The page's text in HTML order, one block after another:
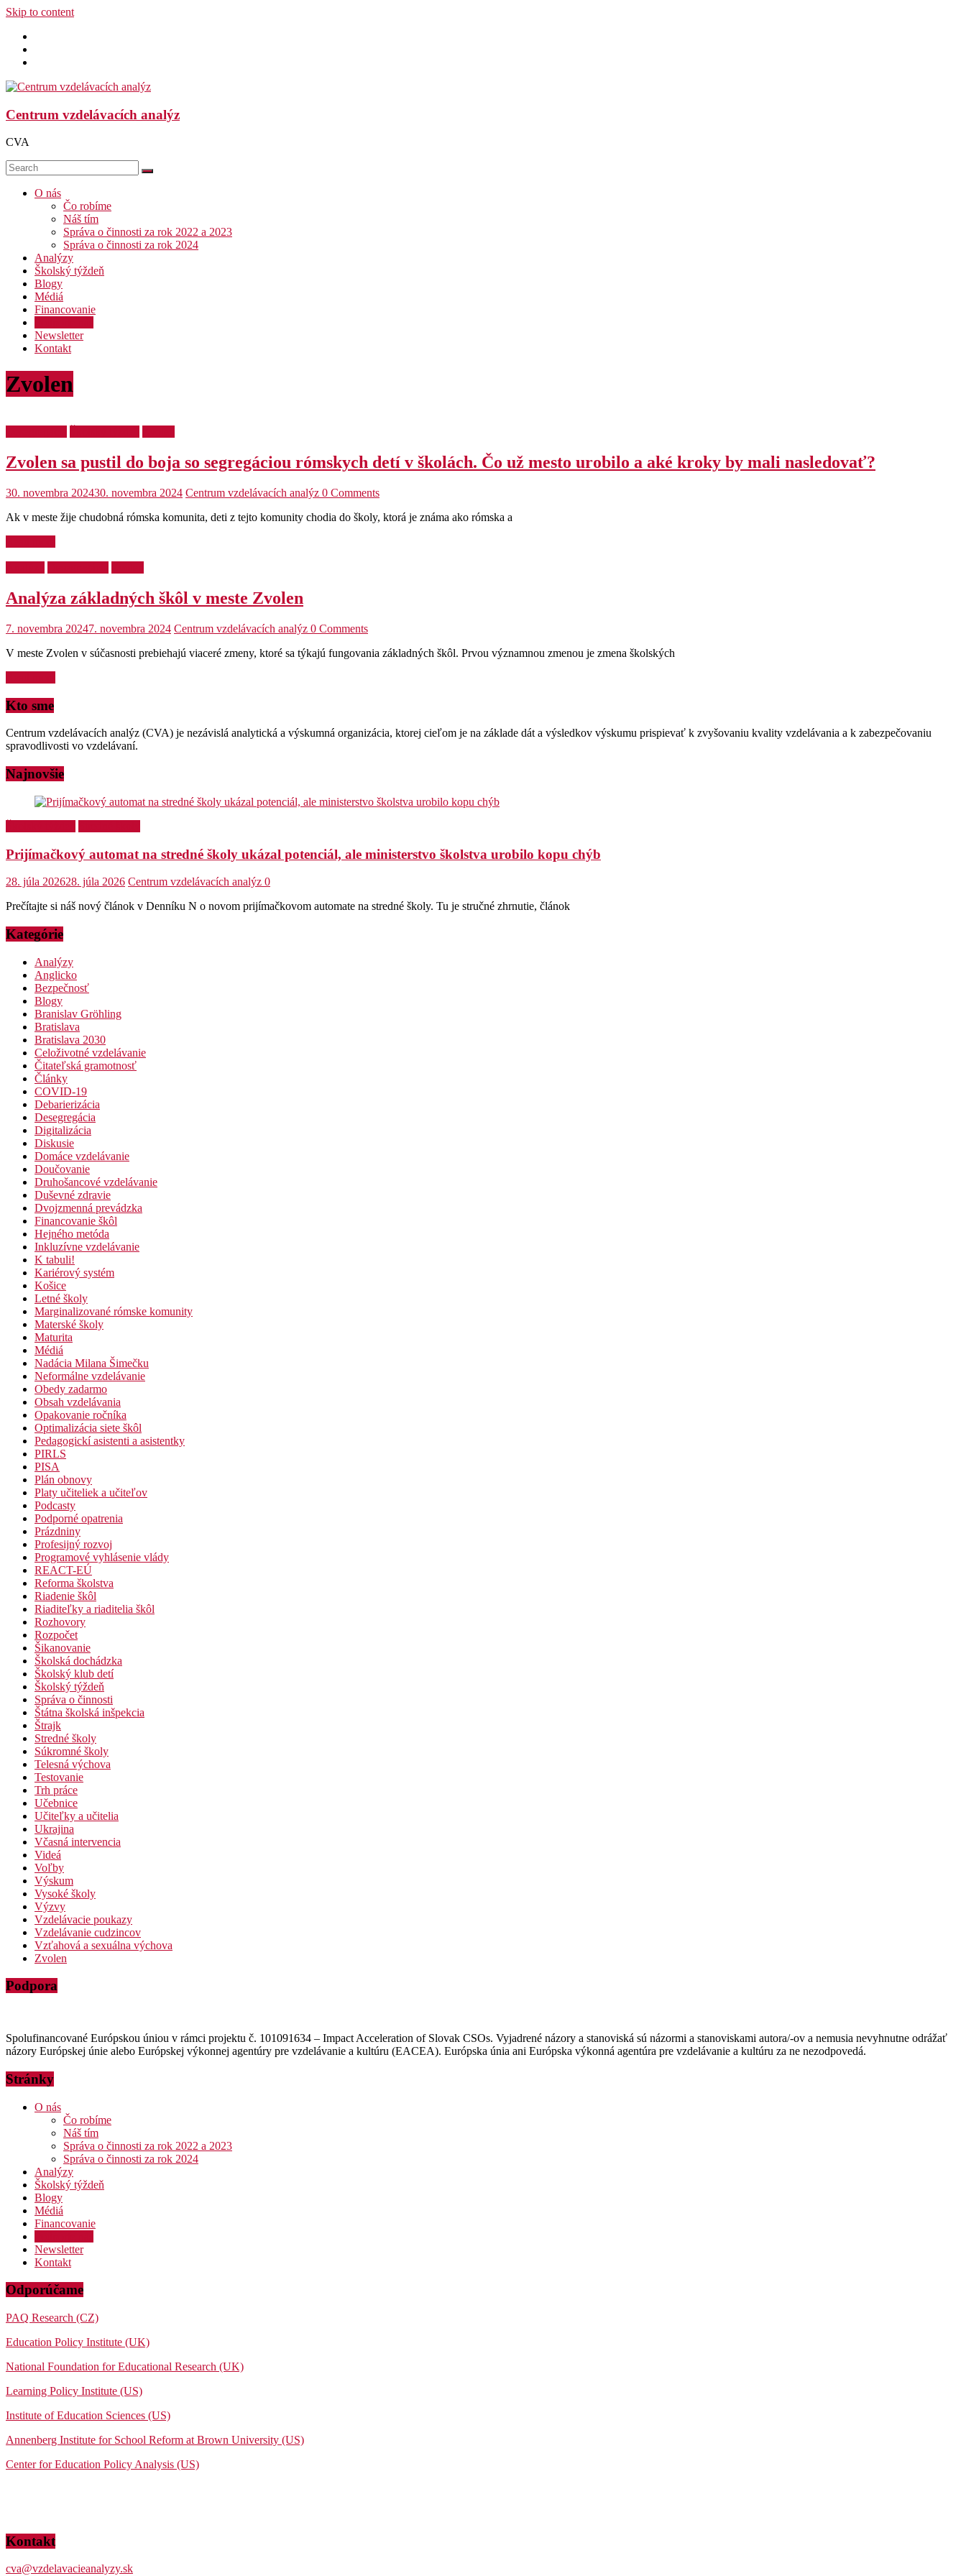
Skip to content
Centrum vzdelávacích analýz
CVA
O nás
Čo robíme
Náš tím
Správa o činnosti za rok 2022 a 2023
Správa o činnosti za rok 2024
Analýzy
Školský týždeň
Blogy
Médiá
Financovanie
Newsletter
Kontakt
Zvolen
Zvolen sa pustil do boja so segregáciou rómskych detí v školách. Čo už mesto urobilo a aké kroky by mali nasledovať?
30. novembra 202430. novembra 2024 Centrum vzdelávacích analýz 0 Comments
Ak v meste žije chudobná rómska komunita, deti z tejto komunity chodia do školy, ktorá je známa ako rómska a
Analýza základných škôl v meste Zvolen
7. novembra 20247. novembra 2024 Centrum vzdelávacích analýz 0 Comments
V meste Zvolen v súčasnosti prebiehajú viaceré zmeny, ktoré sa týkajú fungovania základných škôl. Prvou významnou zmenou je zmena školských
Kto sme
Centrum vzdelávacích analýz (CVA) je nezávislá analytická a výskumná organizácia, ktorej cieľom je na základe dát a výsledkov výskumu prispievať k zvyšovaniu kvality vzdelávania a k zabezpečovaniu
spravodlivosti vo vzdelávaní.
Najnovšie
Prijímačkový automat na stredné školy ukázal potenciál, ale ministerstvo školstva urobilo kopu chýb
28. júla 202628. júla 2026 Centrum vzdelávacích analýz 0
Prečítajte si náš nový článok v Denníku N o novom prijímačkovom automate na stredné školy. Tu je stručné zhrnutie, článok
Kategórie
Analýzy
Anglicko
Bezpečnosť
Blogy
Branislav Gröhling
Bratislava
Bratislava 2030
Celoživotné vzdelávanie
Čitateľská gramotnosť
Články
COVID-19
Debarierizácia
Desegregácia
Digitalizácia
Diskusie
Domáce vzdelávanie
Doučovanie
Druhošancové vzdelávanie
Duševné zdravie
Dvojzmenná prevádzka
Financovanie škôl
Hejného metóda
Inkluzívne vzdelávanie
K tabuli!
Kariérový systém
Košice
Letné školy
Marginalizované rómske komunity
Materské školy
Maturita
Médiá
Nadácia Milana Šimečku
Neformálne vzdelávanie
Obedy zadarmo
Obsah vzdelávania
Opakovanie ročníka
Optimalizácia siete škôl
Pedagogickí asistenti a asistentky
PIRLS
PISA
Plán obnovy
Platy učiteliek a učiteľov
Podcasty
Podporné opatrenia
Prázdniny
Profesijný rozvoj
Programové vyhlásenie vlády
REACT-EÚ
Reforma školstva
Riadenie škôl
Riaditeľky a riaditelia škôl
Rozhovory
Rozpočet
Šikanovanie
Školská dochádzka
Školský klub detí
Školský týždeň
Správa o činnosti
Štátna školská inšpekcia
Štrajk
Stredné školy
Súkromné školy
Telesná výchova
Testovanie
Trh práce
Učebnice
Učiteľky a učitelia
Ukrajina
Včasná intervencia
Videá
Voľby
Výskum
Vysoké školy
Výzvy
Vzdelávacie poukazy
Vzdelávanie cudzincov
Vzťahová a sexuálna výchova
Zvolen
Podpora
Spolufinancované Európskou úniou v rámci projektu č. 101091634 – Impact Acceleration of Slovak CSOs. Vyjadrené názory a stanoviská sú názormi a stanoviskami autora/-ov a nemusia nevyhnutne odrážať
názory Európskej únie alebo Európskej výkonnej agentúry pre vzdelávanie a kultúru (EACEA). Európska únia ani Európska výkonná agentúra pre vzdelávanie a kultúru za ne nezodpovedá.
Stránky
O nás
Čo robíme
Náš tím
Správa o činnosti za rok 2022 a 2023
Správa o činnosti za rok 2024
Analýzy
Školský týždeň
Blogy
Médiá
Financovanie
Newsletter
Kontakt
Odporúčame
PAQ Research (CZ)
Education Policy Institute (UK)
National Foundation for Educational Research (UK)
Learning Policy Institute (US)
Institute of Education Sciences (US)
Annenberg Institute for School Reform at Brown University (US)
Center for Education Policy Analysis (US)
Kontakt
cva@vzdelavacieanalyzy.sk